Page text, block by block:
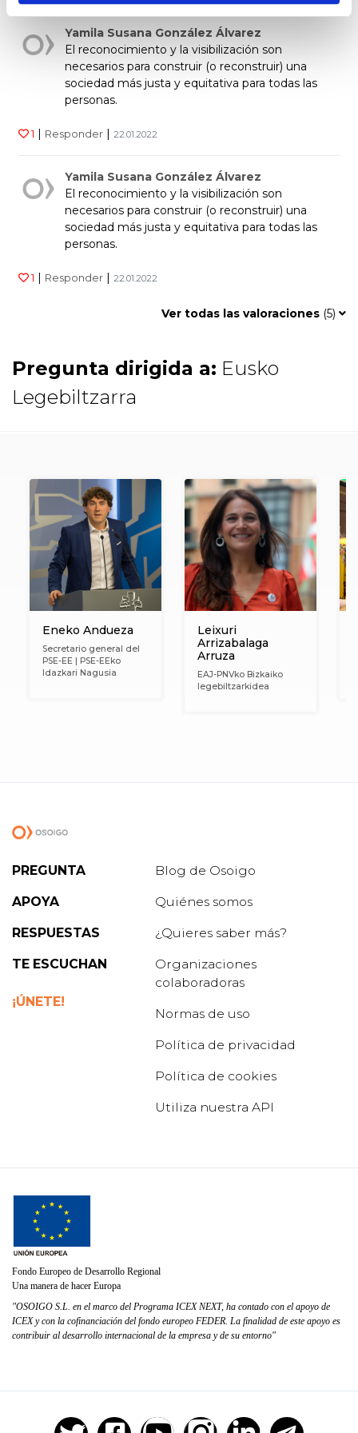
Yamila Susana González Álvarez
El reconocimiento y la visibilización son
necesarios para construir (o reconstruir) una
sociedad más justa y equitativa para todas las
personas.
1 | Responder | 22.01.2022
Yamila Susana González Álvarez
El reconocimiento y la visibilización son
necesarios para construir (o reconstruir) una
sociedad más justa y equitativa para todas las
personas.
1 | Responder | 22.01.2022
Ver todas las valoraciones (5)
Pregunta dirigida a: Eusko
Legebiltzarra
Eneko Andueza
Secretario general del
PSE-EE | PSE-EEko
Idazkari Nagusia
Leixuri
Arrizabalaga
Arruza
EAJ-PNVko Bizkaiko
legebiltzarkidea
PREGUNTA
APOYA
RESPUESTAS
TE ESCUCHAN
¡ÚNETE!
Blog de Osoigo
Quiénes somos
¿Quieres saber más?
Organizaciones
colaboradoras
Normas de uso
Política de privacidad
Política de cookies
Utiliza nuestra API
Fondo Europeo de Desarrollo Regional
Una manera de hacer Europa
"OSOIGO S.L. en el marco del Programa ICEX NEXT, ha contado con el apoyo de
ICEX y con la cofinanciación del fondo europeo FEDER. La finalidad de este apoyo es
contribuir al desarrollo internacional de la empresa y de su entorno"